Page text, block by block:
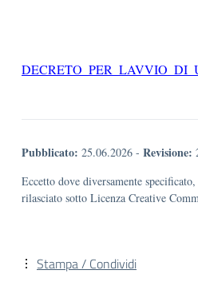
Pubblicato: 25.06.2026 - Revisione:
Eccetto dove diversamente
rilasciato sotto Licenza Creative
Stampa / Condividi